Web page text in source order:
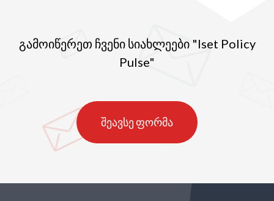
გამოიწერეთ ჩვენი სიახლეები "Iset Policy
Pulse"
შეავსე ფორმა